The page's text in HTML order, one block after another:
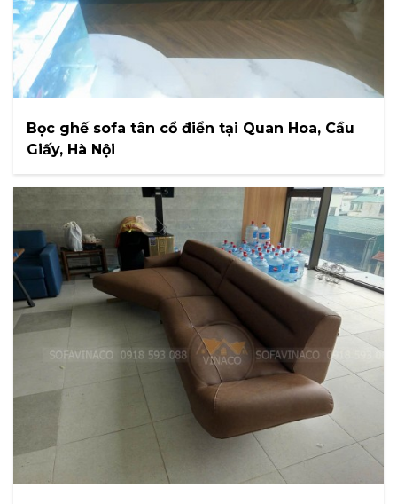
Bọc ghế sofa tân cổ điển tại Quan Hoa, Cầu
Giấy, Hà Nội